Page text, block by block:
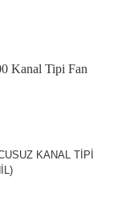
Kanal Tipi Fan